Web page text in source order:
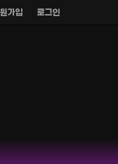
가입 로그인